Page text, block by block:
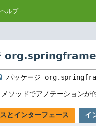
ヘルプ
パッケージ
ソッドでアノテーションが
とインターフェース イ